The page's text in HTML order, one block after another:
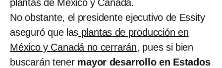
plantas de México y Canadá.
No obstante, el presidente ejecutivo de Essity
aseguró que las plantas de producción en
México y Canadá no cerrarán, pues si bien
buscarán tener mayor desarrollo en Estados